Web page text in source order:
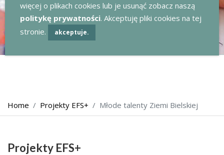
Home Projekty EFS+ Młode talenty Ziemi Bielskiej
Projekty EFS+
więcej o plikach cookies lub je usunąć zobacz naszą
politykę prywatności. Akceptuję pliki cookies na tej
stronie.
akceptuje.